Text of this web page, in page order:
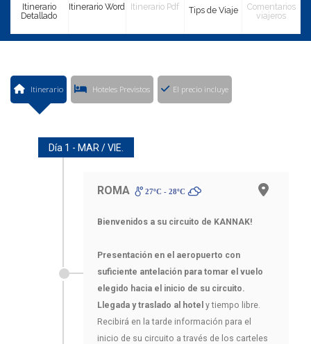
Itinerario
Detallado
Itinerario Word Itinerario Pdf Tips de Viaje
Comentarios
viajeros
Itinerario Hoteles Previstos El precio incluye
Día 1 - MAR / VIE.
ROMA 27ºC - 28ºC
Bienvenidos a su circuito de KANNAK!
Presentación en el aeropuerto con
suficiente antelación para tomar el vuelo
elegido hacia el inicio de su circuito.
Llegada y traslado al hotel y tiempo libre.
Recibirá en la tarde información para el
inicio de su circuito a través de los carteles